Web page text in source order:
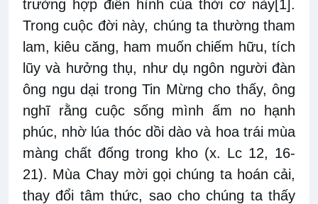
trường hợp điển hình của thời cơ này[1].
Trong cuộc đời này, chúng ta thường tham
lam, kiêu căng, ham muốn chiếm hữu, tích
lũy và hưởng thụ, như dụ ngôn người đàn
ông ngu dại trong Tin Mừng cho thấy, ông
nghĩ rằng cuộc sống mình ấm no hạnh
phúc, nhờ lúa thóc dồi dào và hoa trái mùa
màng chất đống trong kho (x. Lc 12, 16-
21). Mùa Chay mời gọi chúng ta hoán cải,
thay đổi tâm thức, sao cho chúng ta thấy